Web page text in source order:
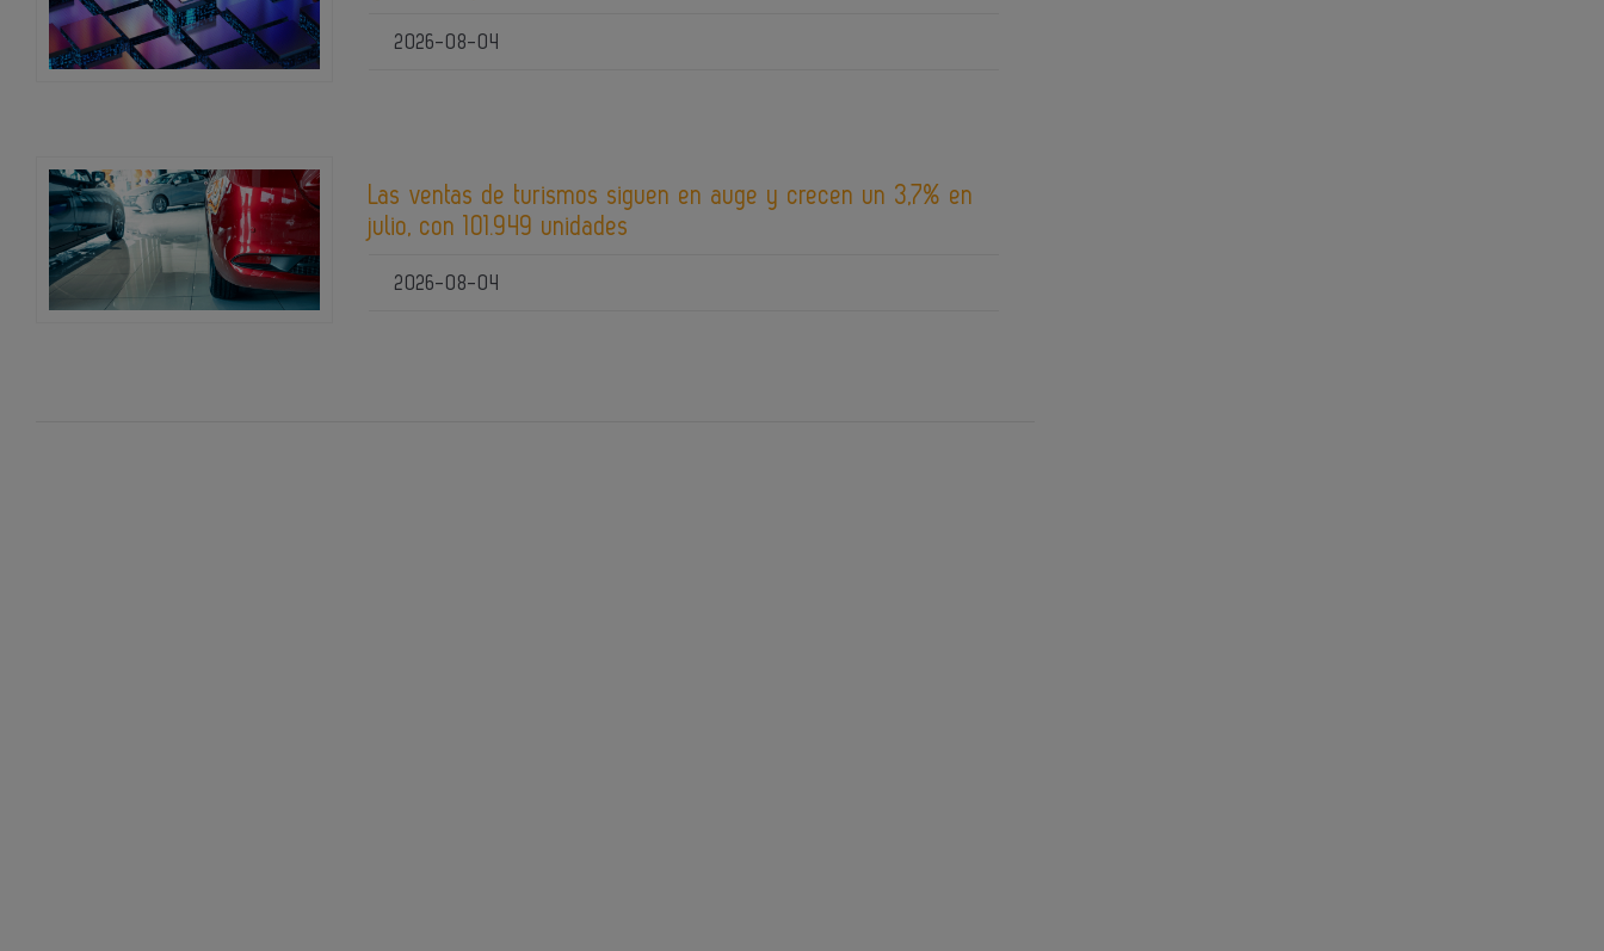
2026-08-04
Las ventas de turismos siguen en auge y crecen un 3,7% en
julio, con 101.949 unidades
2026-08-04